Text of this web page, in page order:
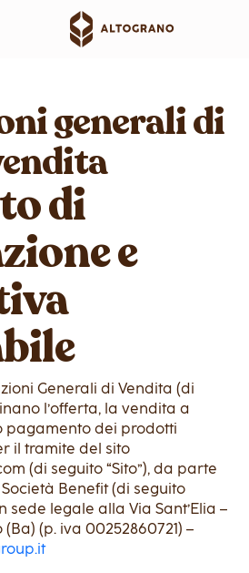
generali di
di
e
Generali di Vendita (di
l’offerta, la vendita a
pagamento dei prodotti
il tramite del sito
(di seguito “Sito”), da parte
Società Benefit (di seguito
sede legale alla Via Sant’Elia –
(Ba) (p. iva 00252860721) –